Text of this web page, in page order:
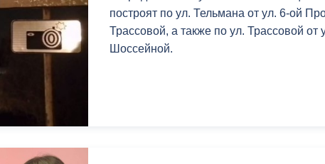
Кадровая политика
Контактная информация
построят по ул. Тельмана от ул. 6-ой
Трассовой, а также по ул. Трассовой от
Шоссейной.